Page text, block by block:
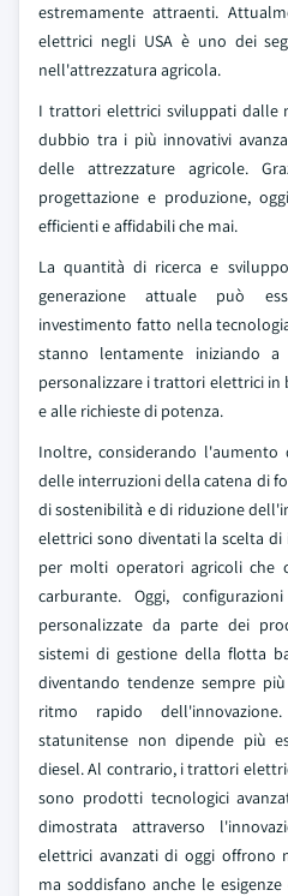
estremamente attraenti.
elettrici negli USA è uno dei
nell'attrezzatura agricola.
I trattori elettrici sviluppati dalle
dubbio tra i più innovativi
delle attrezzature agricole.
progettazione e produzione,
efficienti e affidabili che mai.
La quantità di ricerca e
generazione attuale può
investimento fatto nella
stanno lentamente iniziando
personalizzare i trattori elettrici in
e alle richieste di potenza.
Inoltre, considerando l'aumento
delle interruzioni della catena di
di sostenibilità e di riduzione
elettrici sono diventati la scelta
per molti operatori agricoli che
carburante. Oggi,
personalizzate da parte dei
sistemi di gestione della flotta
diventando tendenze sempre
ritmo rapido
statunitense non dipende più
diesel. Al contrario, i trattori
sono prodotti tecnologici
dimostrata attraverso
elettrici avanzati di oggi offrono
ma soddisfano anche le